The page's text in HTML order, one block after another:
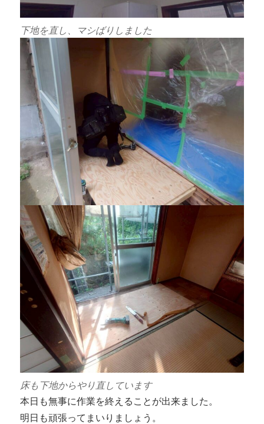
下地を直し、マシばりしました
床も下地からやり直しています
本日も無事に作業を終えることが出来ました。
明日も頑張ってまいりましょう。